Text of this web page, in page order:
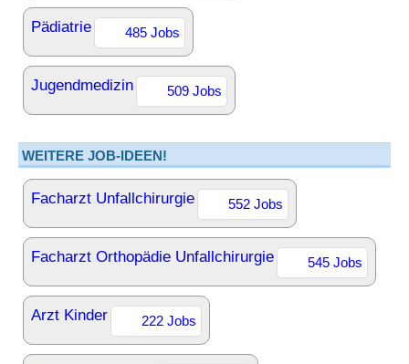
Pädiatrie 485 Jobs
Jugendmedizin 509 Jobs
WEITERE JOB-IDEEN!
Facharzt Unfallchirurgie 552 Jobs
Facharzt Orthopädie Unfallchirurgie 545 Jobs
Arzt Kinder 222 Jobs